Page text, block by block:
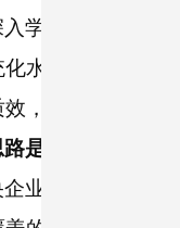
学习贯彻习近
水平，加快实
，建设世界一流
是什么。
业品牌建设作